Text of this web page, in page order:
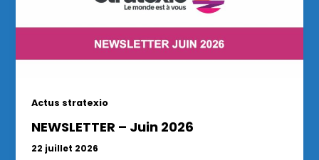
Actus stratexio
NEWSLETTER – Juin 2026
22 juillet 2026